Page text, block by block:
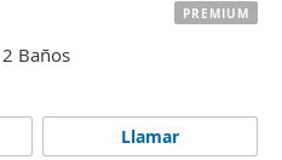
2 Baños
Llamar
PREMIUM